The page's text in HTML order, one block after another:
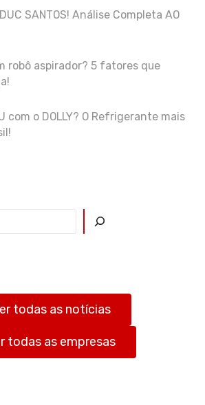
SANTOS! Análise Completa AO
robô aspirador? 5 fatores que
com o DOLLY? O Refrigerante mais
todas as notícias
todas as empresas